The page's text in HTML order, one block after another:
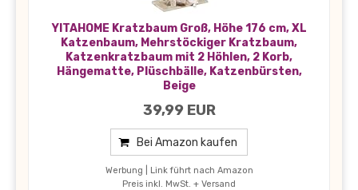
YITAHOME Kratzbaum Groß, Höhe 176 cm, XL
Katzenbaum, Mehrstöckiger Kratzbaum,
Katzenkratzbaum mit 2 Höhlen, 2 Korb,
Hängematte, Plüschbälle, Katzenbürsten,
Beige
39,99 EUR
Bei Amazon kaufen
Werbung | Link führt nach Amazon
Preis inkl. MwSt. + Versand